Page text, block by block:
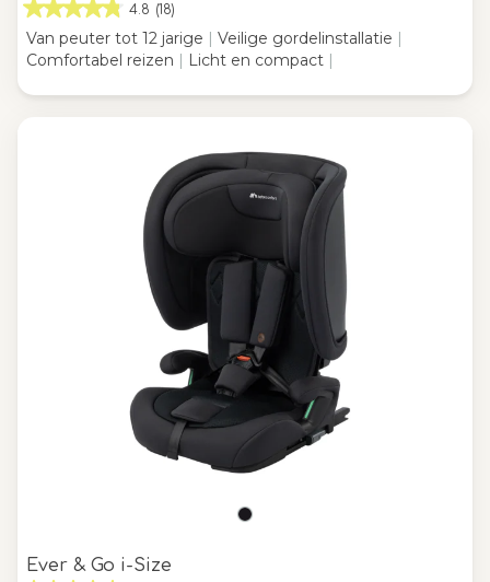
4.8 (18)
Van peuter tot 12 jarige Veilige gordelinstallatie
Comfortabel reizen
Licht en compact
Ever & Go i-Size